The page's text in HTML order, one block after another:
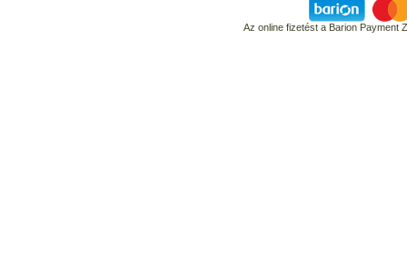
Az online fizetést a Barion Payment